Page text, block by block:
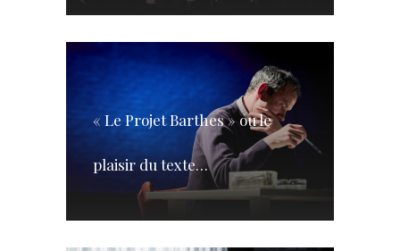
« Le Projet Barthes » ou le
plaisir du texte…